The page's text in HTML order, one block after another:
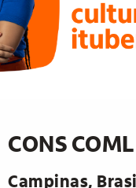
CONS
Campinas,